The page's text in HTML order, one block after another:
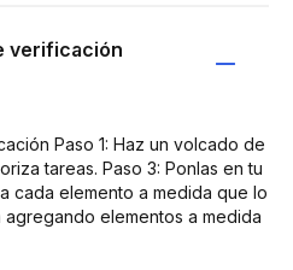
verificación
Paso 1: Haz un volcado de
tareas. Paso 3: Ponlas en tu
cada elemento a medida que lo
agregando elementos a medida